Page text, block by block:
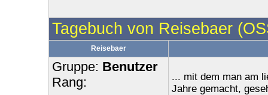
Tagebuch von Reisebaer
Reisebaer
Gruppe: Benutzer
Rang:
... mit dem man am
Jahre gemacht,